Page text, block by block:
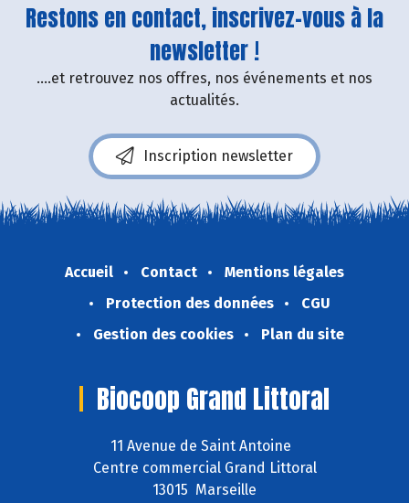
Restons en contact, inscrivez-vous à la
newsletter !
....et retrouvez nos offres, nos événements et nos
actualités.
Inscription newsletter
Accueil Contact
Mentions légales
Protection des données
CGU
Gestion des cookies
Plan du site
Biocoop Grand Littoral
11 Avenue de Saint Antoine
Centre commercial Grand Littoral
13015 Marseille